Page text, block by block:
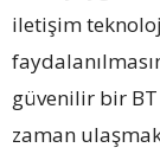
iletişim
güvenilir bir BT
zaman